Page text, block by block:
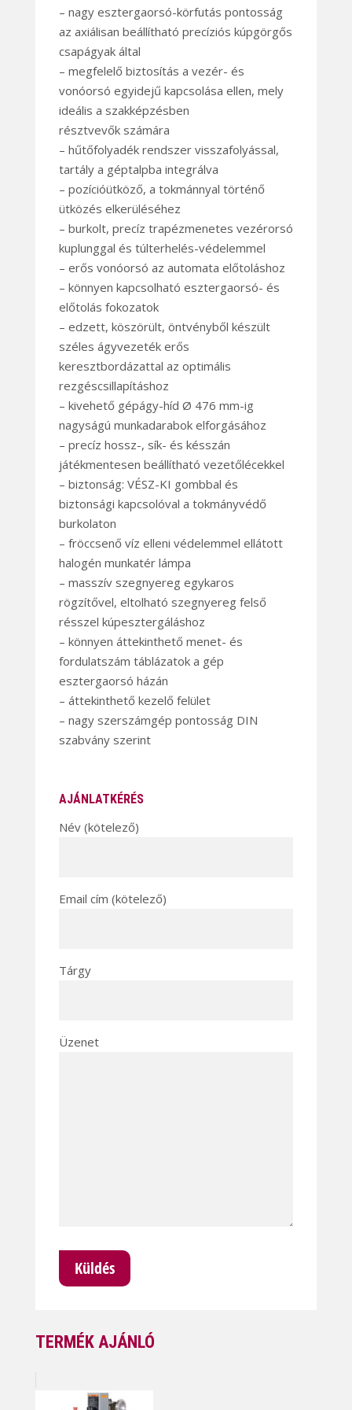
– nagy esztergaorsó-körfutás pontosság
az axiálisan beállítható precíziós kúpgörgős
csapágyak által
– megfelelő biztosítás a vezér- és
vonóorsó egyidejű kapcsolása ellen, mely
ideális a szakképzésben
résztvevők számára
– hűtőfolyadék rendszer visszafolyással,
tartály a géptalpba integrálva
– pozícióütköző, a tokmánnyal történő
ütközés elkerüléséhez
– burkolt, precíz trapézmenetes vezérorsó
kuplunggal és túlterhelés-védelemmel
– erős vonóorsó az automata előtoláshoz
– könnyen kapcsolható esztergaorsó- és
előtolás fokozatok
– edzett, köszörült, öntvényből készült
széles ágyvezeték erős
keresztbordázattal az optimális
rezgéscsillapításhoz
– kivehető gépágy-híd Ø 476 mm-ig
nagyságú munkadarabok elforgásához
– precíz hossz-, sík- és késszán
játékmentesen beállítható vezetőlécekkel
– biztonság: VÉSZ-KI gombbal és
biztonsági kapcsolóval a tokmányvédő
burkolaton
– fröccsenő víz elleni védelemmel ellátott
halogén munkatér lámpa
– masszív szegnyereg egykaros
rögzítővel, eltolható szegnyereg felső
résszel kúpesztergáláshoz
– könnyen áttekinthető menet- és
fordulatszám táblázatok a gép
esztergaorsó házán
– áttekinthető kezelő felület
– nagy szerszámgép pontosság DIN
szabvány szerint
AJÁNLATKÉRÉS
Név (kötelező)
Email cím (kötelező)
Tárgy
Üzenet
TERMÉK AJÁNLÓ